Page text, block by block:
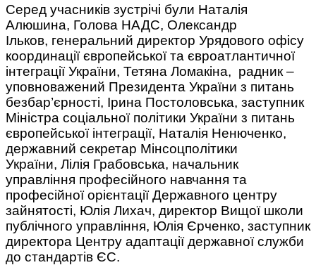
Серед учасників зустрічі були Наталія
Алюшина, Голова НАДС, Олександр
Ільков, генеральний директор Урядового офісу
координації європейської та євроатлантичної
інтеграції України, Тетяна Ломакіна, радник –
уповноважений Президента України з питань
безбар’єрності, Ірина Постоловська, заступник
Міністра соціальної політики України з питань
європейської інтеграції, Наталія Ненюченко,
державний секретар Мінсоцполітики
України, Лілія Грабовська, начальник
управління професійного навчання та
професійної орієнтації Державного центру
зайнятості, Юлія Лихач, директор Вищої школи
публічного управління, Юлія Єрченко, заступник
директора Центру адаптації державної служби
до стандартів ЄС.